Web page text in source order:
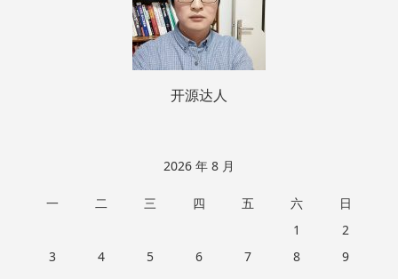
开源达人
2026 年 8 月
一 二 三 四 五 六
日
1
2
3
4 5 6 7 8
9